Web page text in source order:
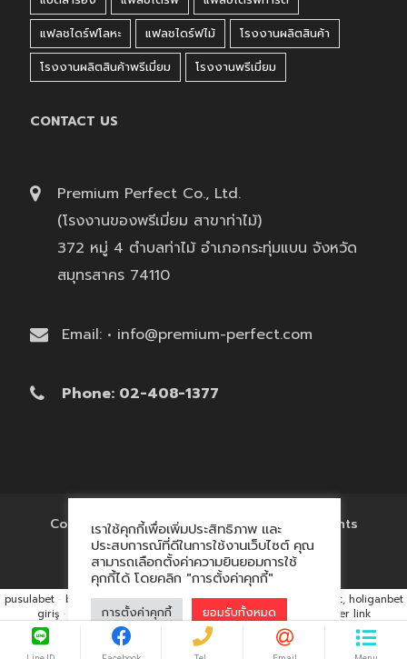
แฟลชไดร์ฟโลหะ
แฟลชไดร์ฟไม้
โรงงานผลิตสินค้า
โรงงานผลิตสินค้าพรีเมี่ยม
โรงงานพรีเมี่ยม
CONTACT US
Premium Perfect Co., Ltd.
(โรงงานของพรีเมี่ยม สาขาท่าไม้)
372 หมู่ 4 ตำบลท่าไม้ อำเภอกระทุ่มแบน จังหวัด
สมุทรสาคร 74110
Email: • info@premium-perfect.com
Phone: 02-408-1377
Copyright © 2017 'โรงงานของพรีเมี่ยม' All Rights
Reserved.
เราใช้คุกกี้เพื่อเพิ่มประสิทธิภาพ และ
ประสบการณ์ที่ดีในการใช้งานเว็บไซต์ คุณ
สามารถเลือกตั้งค่าความยินยอมการใช้
คุกกี้ได้ โดยคลิก "การตั้งค่าคุกกี้"
การตั้งค่าคุกกี้ ยอมรับทั้งหมด
pusulabet · betyap · avrupabet · matbet, matbet giriş ·
holiganbet, holiganbet
giriş · cratosroyalbet · maxwin hacklink market, kalıcı footer link